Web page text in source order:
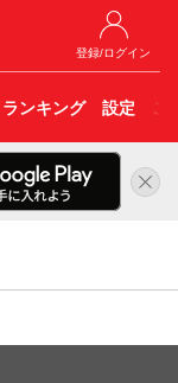
登録/ログイン
ランキング 設定 こ